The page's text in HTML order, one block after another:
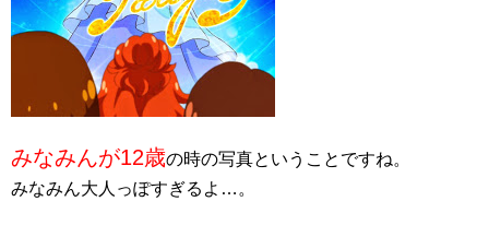
みなみんが12歳の時の写真ということですね。
みなみん大人っぽすぎるよ…。